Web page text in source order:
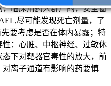
临床用药人群广的，安全窗
尽可能发现死亡剂量，了
要考虑是否在体内暴露；特
：心脏、中枢神经、过敏休
下对靶器官毒性的放大，前
离子通道有影响的药要慎